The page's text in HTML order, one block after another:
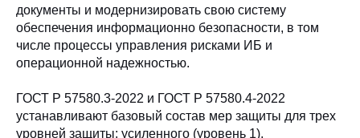
документы и модернизировать свою систему
обеспечения информационно безопасности, в том
числе процессы управления рисками ИБ и
операционной надежностью.
ГОСТ Р 57580.3-2022 и ГОСТ Р 57580.4-2022
устанавливают базовый состав мер защиты для трех
уровней защиты: усиленного (уровень 1),